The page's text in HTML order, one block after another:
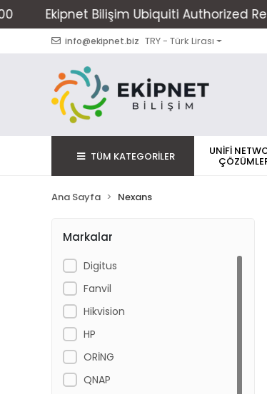
Ekipnet Bilişim Ubiquiti Authorized
info@ekipnet.biz TRY - Türk Lirası
TÜM KATEGORİLER UNİFİ
Ana Sayfa Nexans
Markalar
Digitus
Fanvil
Hikvision
HP
ORİNG
QNAP